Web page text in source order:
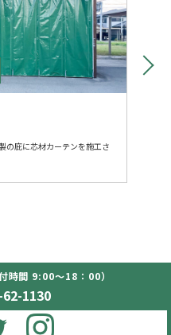
の庇に芯材カーテンを施工さ
りのカーテンをご提案。
Co.,Ltd. All Rights
時間 9:00〜18：00）
1130